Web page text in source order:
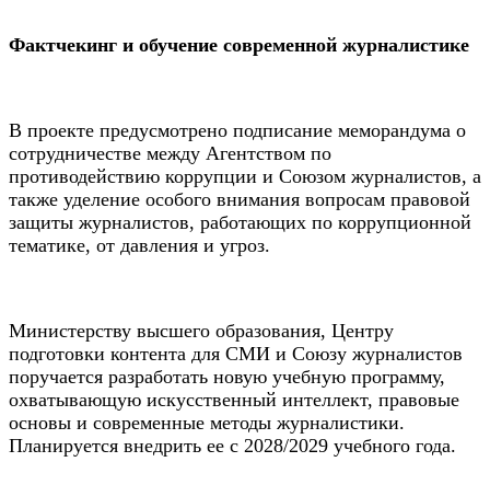
Фактчекинг и обучение современной журналистике
В проекте предусмотрено подписание меморандума о
сотрудничестве между Агентством по
противодействию коррупции и Союзом журналистов, а
также уделение особого внимания вопросам правовой
защиты журналистов, работающих по коррупционной
тематике, от давления и угроз.
Министерству высшего образования, Центру
подготовки контента для СМИ и Союзу журналистов
поручается разработать новую учебную программу,
охватывающую искусственный интеллект, правовые
основы и современные методы журналистики.
Планируется внедрить ее с 2028/2029 учебного года.